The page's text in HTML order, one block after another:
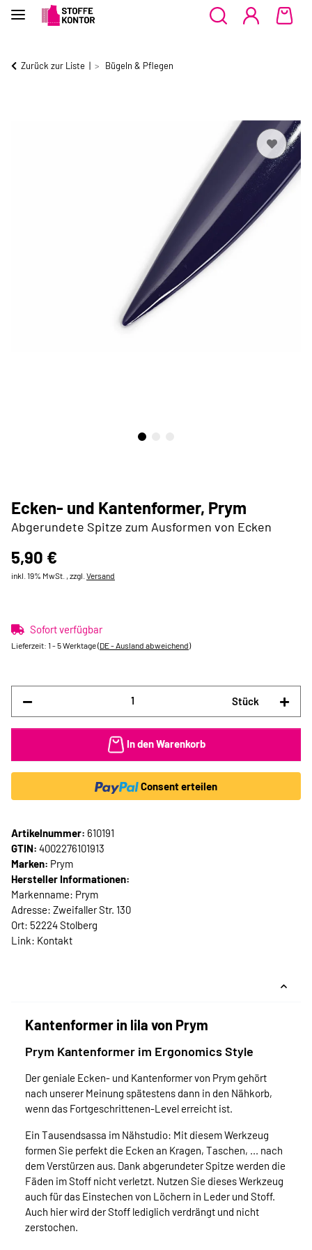
Zurück zur Liste Bügeln & Pflegen
Ecken- und Kantenformer, Prym
Abgerundete Spitze zum Ausformen von Ecken
5,90 €
inkl. 19% MwSt. , zzgl. Versand
Sofort verfügbar
Lieferzeit: 1 - 5 Werktage(DE - Ausland abweichend)
Stück
In den Warenkorb
Consent erteilen
Artikelnummer: 610191
GTIN: 4002276101913
Marken: Prym
Hersteller Informationen:
Markenname: Prym
Adresse: Zweifaller Str. 130
Ort: 52224 Stolberg
Link: Kontakt
Kantenformer in lila von Prym
Prym Kantenformer im Ergonomics Style
Der geniale Ecken- und Kantenformer von Prym gehört
nach unserer Meinung spätestens dann in den Nähkorb,
wenn das Fortgeschrittenen-Level erreicht ist.
Ein Tausendsassa im Nähstudio: Mit diesem Werkzeug
formen Sie perfekt die Ecken an Kragen, Taschen, ... nach
dem Verstürzen aus. Dank abgerundeter Spitze werden die
Fäden im Stoff nicht verletzt. Nutzen Sie dieses Werkzeug
auch für das Einstechen von Löchern in Leder und Stoff.
Auch hier wird der Stoff lediglich verdrängt und nicht
zerstochen.